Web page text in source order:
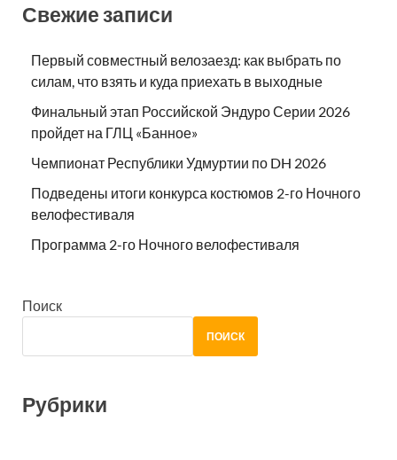
Свежие записи
Первый совместный велозаезд: как выбрать по
силам, что взять и куда приехать в выходные
Финальный этап Российской Эндуро Серии 2026
пройдет на ГЛЦ «Банное»
Чемпионат Республики Удмуртии по DH 2026
Подведены итоги конкурса костюмов 2-го Ночного
велофестиваля
Программа 2-го Ночного велофестиваля
Поиск
ПОИСК
Рубрики